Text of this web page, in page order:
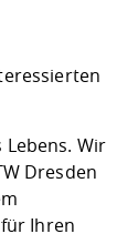
Physikund
&
Wir
Dresden
Ihren